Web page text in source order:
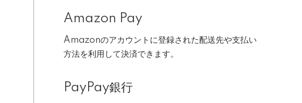
Amazon Pay
Amazonのアカウントに登録された配送先や支払い
方法を利用して決済できます。
PayPay銀行